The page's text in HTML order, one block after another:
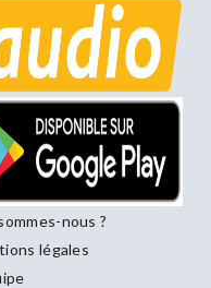
nous ?
légales